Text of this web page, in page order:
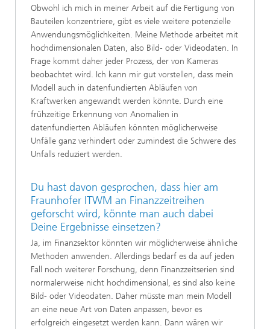
Obwohl ich mich in meiner Arbeit auf die Fertigung von
Bauteilen konzentriere, gibt es viele weitere potenzielle
Anwendungsmöglichkeiten. Meine Methode arbeitet mit
hochdimensionalen Daten, also Bild- oder Videodaten. In
Frage kommt daher jeder Prozess, der von Kameras
beobachtet wird. Ich kann mir gut vorstellen, dass mein
Modell auch in datenfundierten Abläufen von
Kraftwerken angewandt werden könnte. Durch eine
frühzeitige Erkennung von Anomalien in
datenfundierten Abläufen könnten möglicherweise
Unfälle ganz verhindert oder zumindest die Schwere des
Unfalls reduziert werden.
Du hast davon gesprochen, dass hier am
Fraunhofer ITWM an Finanzzeitreihen
geforscht wird, könnte man auch dabei
Deine Ergebnisse einsetzen?
Ja, im Finanzsektor könnten wir möglicherweise ähnliche
Methoden anwenden. Allerdings bedarf es da auf jeden
Fall noch weiterer Forschung, denn Finanzzeitserien sind
normalerweise nicht hochdimensional, es sind also keine
Bild- oder Videodaten. Daher müsste man mein Modell
an eine neue Art von Daten anpassen, bevor es
erfolgreich eingesetzt werden kann. Dann wären wir